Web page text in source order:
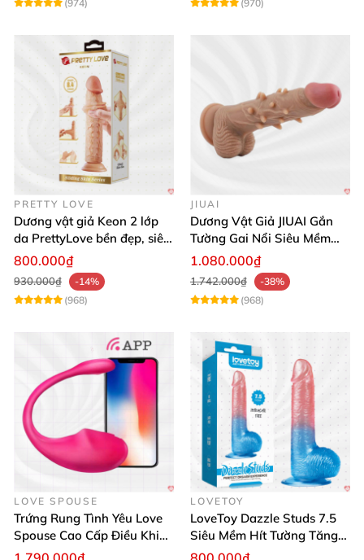
(974)
(970)
PRETTY LOVE
Dương vật giả Keon 2 lớp
da PrettyLove bền đẹp, siêu
mềm mại
800.000₫
930.000₫
-14%
(968)
JIUAI
Dương Vật Giả JIUAI Gắn
Tường Gai Nổi Siêu Mềm
Thoải Mái Mua Ngay
1.080.000₫
1.742.000₫
-38%
(968)
LOVE SPOUSE
Trứng Rung Tình Yêu Love
Spouse Cao Cấp Điều Khiển
App Đỉnh Cao
LOVETOY
LoveToy Dazzle Studs 7.5
Siêu Mềm Hít Tường Tăng
Khoái Cảm